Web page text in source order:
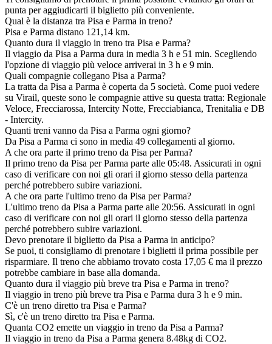
punta per aggiudicarti il biglietto più conveniente.
Qual è la distanza tra Pisa e Parma in treno?
Pisa e Parma distano 121,14 km.
Quanto dura il viaggio in treno tra Pisa e Parma?
Il viaggio da Pisa a Parma dura in media 3 h e 51 min. Scegliendo
l'opzione di viaggio più veloce arriverai in 3 h e 9 min.
Quali compagnie collegano Pisa a Parma?
La tratta da Pisa a Parma è coperta da 5 società. Come puoi vedere
su Virail, queste sono le compagnie attive su questa tratta: Regionale
Veloce, Frecciarossa, Intercity Notte, Frecciabianca, Trenitalia e DB
- Intercity.
Quanti treni vanno da Pisa a Parma ogni giorno?
Da Pisa a Parma ci sono in media 49 collegamenti al giorno.
A che ora parte il primo treno da Pisa per Parma?
Il primo treno da Pisa per Parma parte alle 05:48. Assicurati in ogni
caso di verificare con noi gli orari il giorno stesso della partenza
perché potrebbero subire variazioni.
A che ora parte l'ultimo treno da Pisa per Parma?
L'ultimo treno da Pisa a Parma parte alle 20:56. Assicurati in ogni
caso di verificare con noi gli orari il giorno stesso della partenza
perché potrebbero subire variazioni.
Devo prenotare il biglietto da Pisa a Parma in anticipo?
Se puoi, ti consigliamo di prenotare i biglietti il prima possibile per
risparmiare. Il treno che abbiamo trovato costa 17,05 € ma il prezzo
potrebbe cambiare in base alla domanda.
Quanto dura il viaggio più breve tra Pisa e Parma in treno?
Il viaggio in treno più breve tra Pisa e Parma dura 3 h e 9 min.
C'è un treno diretto tra Pisa e Parma?
Sì, c'è un treno diretto tra Pisa e Parma.
Quanta CO2 emette un viaggio in treno da Pisa a Parma?
Il viaggio in treno da Pisa a Parma genera 8.48kg di CO2.